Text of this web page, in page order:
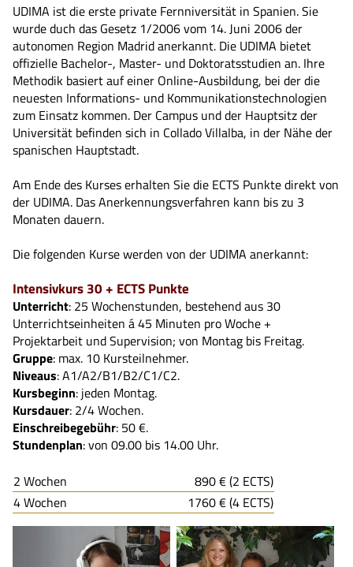
UDIMA ist die erste private Fernniversität in Spanien. Sie
wurde duch das Gesetz 1/2006 vom 14. Juni 2006 der
autonomen Region Madrid anerkannt. Die UDIMA bietet
offizielle Bachelor-, Master- und Doktoratsstudien an. Ihre
Methodik basiert auf einer Online-Ausbildung, bei der die
neuesten Informations- und Kommunikationstechnologien
zum Einsatz kommen. Der Campus und der Hauptsitz der
Universität befinden sich in Collado Villalba, in der Nähe der
spanischen Hauptstadt.
Am Ende des Kurses erhalten Sie die ECTS Punkte direkt von
der UDIMA. Das Anerkennungsverfahren kann bis zu 3
Monaten dauern.
Die folgenden Kurse werden von der UDIMA anerkannt:
Intensivkurs 30 + ECTS Punkte
Unterricht: 25 Wochenstunden, bestehend aus 30
Unterrichtseinheiten á 45 Minuten pro Woche +
Projektarbeit und Supervision; von Montag bis Freitag.
Gruppe: max. 10 Kursteilnehmer.
Niveaus: A1/A2/B1/B2/C1/C2.
Kursbeginn: jeden Montag.
Kursdauer: 2/4 Wochen.
Einschreibegebühr: 50 €.
Stundenplan: von 09.00 bis 14.00 Uhr.
2 Wochen
890 € (2 ECTS)
4 Wochen
1760 € (4 ECTS)